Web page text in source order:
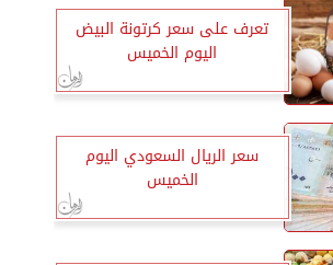
تعرف على سعر كرتونة البيض
اليوم الخميس
سعر الريال السعودي اليوم
الخميس